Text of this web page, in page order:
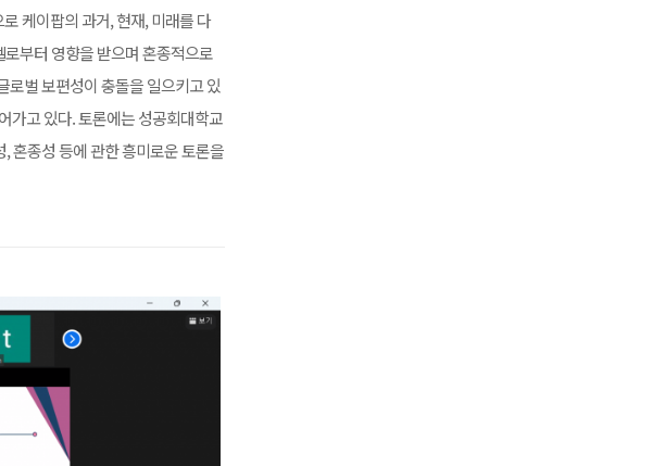
케이팝의 과거, 현재, 미래를 다
부터 영향을 받으며 혼종적으로
로벌 보편성이 충돌을 일으키고 있
가고 있다. 토론에는 성공회대학교
혼종성 등에 관한 흥미로운 토론을